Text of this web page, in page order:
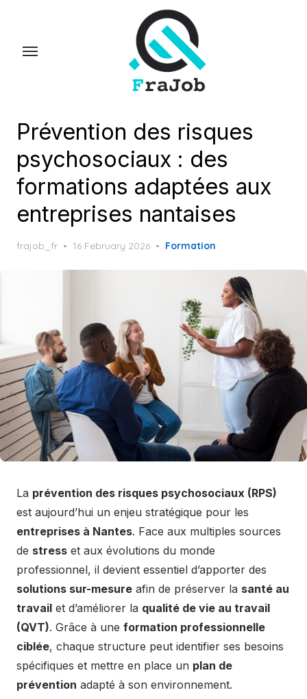
Prévention des risques
psychosociaux : des
formations adaptées aux
entreprises nantaises
frajob_fr
Posted
16 February 2026 Formation
La prévention des risques psychosociaux (RPS)
est aujourd’hui un enjeu stratégique pour les
entreprises à Nantes. Face aux multiples sources
de stress et aux évolutions du monde
professionnel, il devient essentiel d’apporter des
solutions sur-mesure afin de préserver la santé au
travail et d’améliorer la qualité de vie au travail
(QVT). Grâce à une formation professionnelle
ciblée, chaque structure peut identifier ses besoins
spécifiques et mettre en place un plan de
prévention adapté à son environnement.